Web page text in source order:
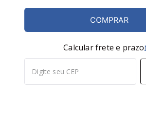
COMPRAR
Calcular frete e prazo